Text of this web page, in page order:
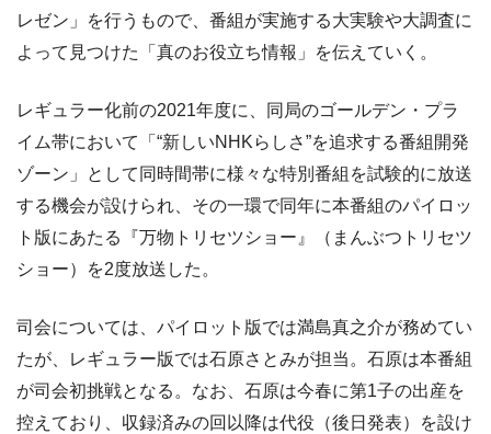
レゼン」を行うもので、番組が実施する大実験や大調査に
よって見つけた「真のお役立ち情報」を伝えていく。
レギュラー化前の2021年度に、同局のゴールデン・プラ
イム帯において「“新しいNHKらしさ”を追求する番組開発
ゾーン」として同時間帯に様々な特別番組を試験的に放送
する機会が設けられ、その一環で同年に本番組のパイロッ
ト版にあたる『万物トリセツショー』（まんぶつトリセツ
ショー）を2度放送した。
司会については、パイロット版では満島真之介が務めてい
たが、レギュラー版では石原さとみが担当。石原は本番組
が司会初挑戦となる。なお、石原は今春に第1子の出産を
控えており、収録済みの回以降は代役（後日発表）を設け